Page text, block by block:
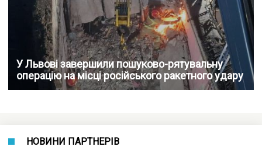
У Львові завершили пошуково-рятувальну
операцію на місці російського ракетного удару
НОВИНИ ПАРТНЕРІВ